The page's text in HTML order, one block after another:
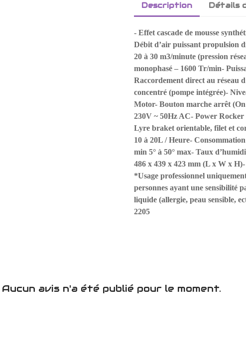
Description Détails
- Effet cascade de mousse
Débit d’air puissant propulsion
20 à 30 m3/minute (pression
monophasé – 1600 Tr/min-
Raccordement direct au réseau
concentré (pompe intégrée)-
Motor- Bouton marche arrêt
230V ~ 50Hz AC- Power
Lyre braket orientable, filet et
10 à 20L / Heure-
min 5° à 50° max- Taux
486 x 439 x 423 mm (L x W x
*Usage professionnel
personnes ayant une sensibilité
liquide (allergie, peau sensible,
2205
Aucun avis n'a été publié pour le moment.